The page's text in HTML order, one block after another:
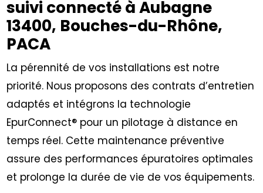
suivi connecté à Aubagne
13400, Bouches-du-Rhône,
PACA
La pérennité de vos installations est notre
priorité. Nous proposons des contrats d’entretien
adaptés et intégrons la technologie
EpurConnect® pour un pilotage à distance en
temps réel. Cette maintenance préventive
assure des performances épuratoires optimales
et prolonge la durée de vie de vos équipements.